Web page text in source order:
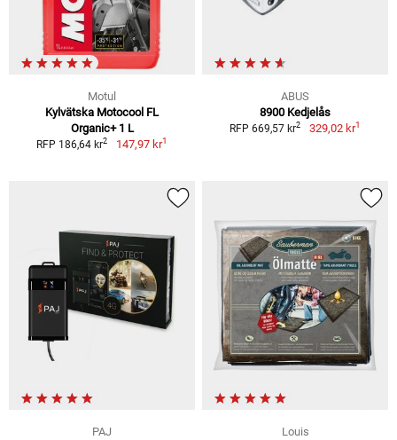
Motul
Kylvätska Motocool FL
Organic+ 1 L
RFP 186,64 kr2 147,97 kr1
ABUS
8900 Kedjelås
RFP 669,57 kr2 329,02 kr1
PAJ
Louis